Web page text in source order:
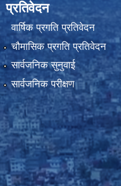
प्रतिवेदन
वार्षिक प्रगति प्रतिवेदन
चौमासिक प्रगति प्रतिवेदन
सार्वजनिक सुनुवाई
सार्वजनिक परीक्षण